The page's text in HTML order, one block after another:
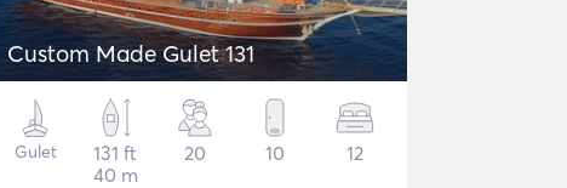
Custom Made Gulet 131
Gulet
131 ft
40 m
20 10 12